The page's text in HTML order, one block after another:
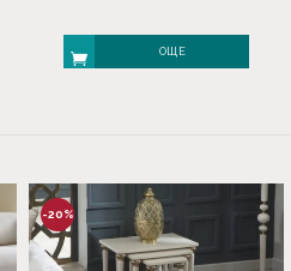
ОЩЕ
-20%